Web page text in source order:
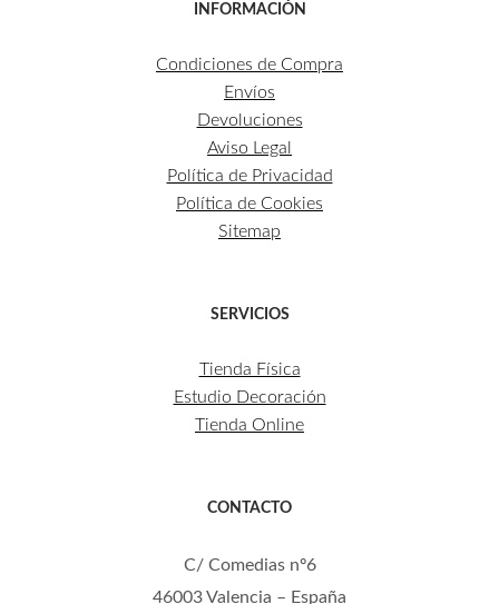
INFORMACIÓN
Condiciones de Compra
Envíos
Devoluciones
Aviso Legal
Política de Privacidad
Política de Cookies
Sitemap
SERVICIOS
Tienda Física
Estudio Decoración
Tienda Online
CONTACTO
C/ Comedias nº6
46003 Valencia – España